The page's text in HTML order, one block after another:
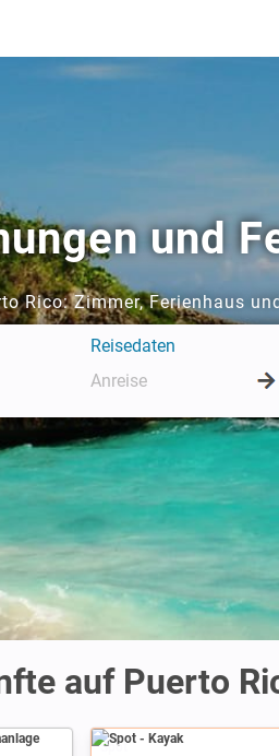
und
Rico: Zimmer, Ferienhaus
Reisedaten
auf Puerto
Spot